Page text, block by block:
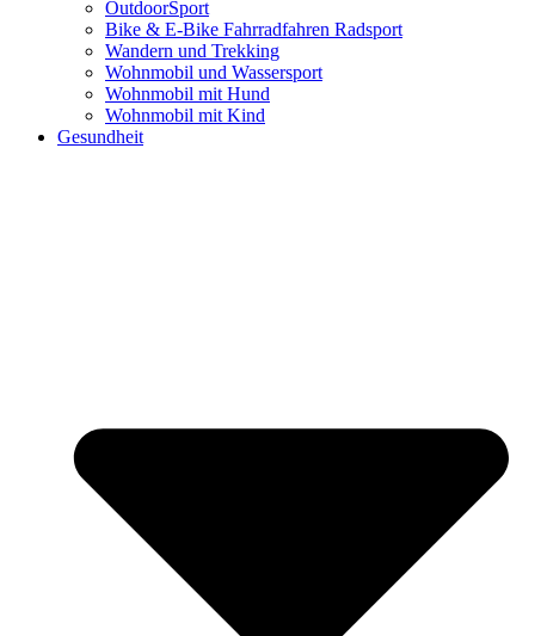
OutdoorSport
Bike & E-Bike Fahrradfahren Radsport
Wandern und Trekking
Wohnmobil und Wassersport
Wohnmobil mit Hund
Wohnmobil mit Kind
Gesundheit